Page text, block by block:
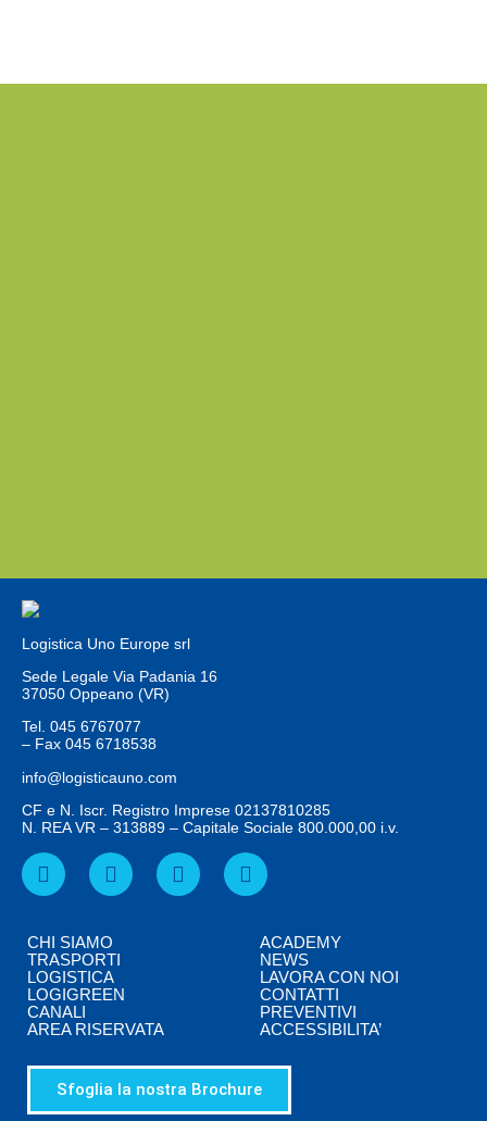
Logistica Uno Europe srl
Sede Legale Via Padania 16
37050 Oppeano (VR)
Tel. 045 6767077
– Fax 045 6718538
info@logisticauno.com
CF e N. Iscr. Registro Imprese 02137810285
N. REA VR – 313889 – Capitale Sociale 800.000,00 i.v.
CHI SIAMO
TRASPORTI
LOGISTICA
LOGIGREEN
CANALI
AREA RISERVATA
Sfoglia la nostra Brochure
ACADEMY
NEWS
LAVORA CON NOI
CONTATTI
PREVENTIVI
ACCESSIBILITA’